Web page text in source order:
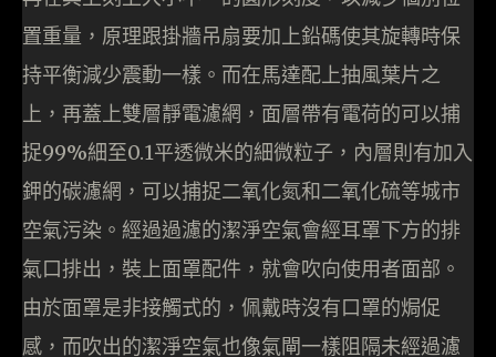
置重量，原理跟掛牆吊扇要加上鉛碼使其旋轉時保
持平衡減少震動一樣。而在馬達配上抽風葉片之
上，再蓋上雙層靜電濾網，面層帶有電荷的可以捕
捉99%細至0.1平透微米的細微粒子，內層則有加入
鉀的碳濾網，可以捕捉二氧化氮和二氧化硫等城市
空氣污染。經過過濾的潔淨空氣會經耳罩下方的排
氣口排出，裝上面罩配件，就會吹向使用者面部。
由於面罩是非接觸式的，佩戴時沒有口罩的焗促
感，而吹出的潔淨空氣也像氣閘一樣阻隔未經過濾